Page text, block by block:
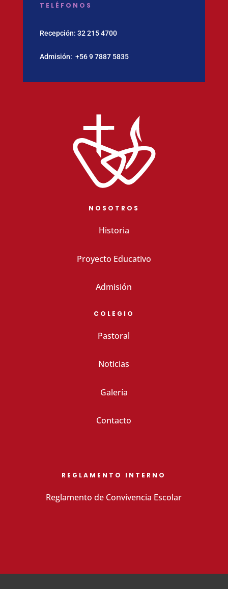
TELÉFONOS
Recepción: 32 215 4700
Admisión: ‪+56 9 7887 5835
NOSOTROS
Historia
Proyecto Educativo
Admisión
COLEGIO
Pastoral
Noticias
Galería
Contacto
REGLAMENTO INTERNO
Reglamento de Convivencia Escolar